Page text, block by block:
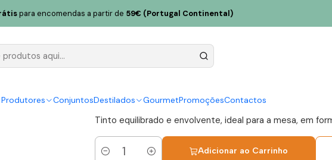
Produtores ConjuntosDestilados GourmetPromoçõesContactos
para encomendas a partir de 59€ (Portugal Continental)
2020 Douro Tinto 1.5L
J. Rosas Puro de
|
Tinto equilibrado e envolvente, ideal para a mesa, em
Adicionar ao Carrinho